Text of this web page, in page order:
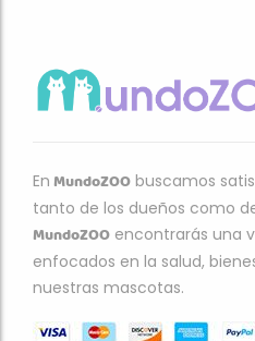
En MundoZOO buscamos
tanto de los dueños como
MundoZOO encontrarás una
enfocados en la salud,
nuestras mascotas.